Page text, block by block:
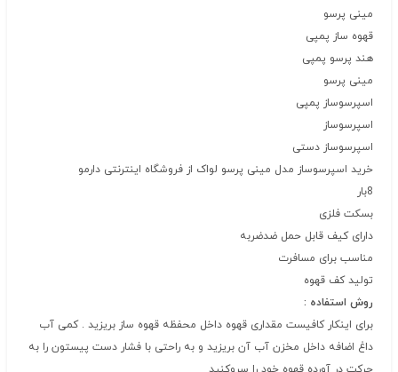
مینی پرسو
قهوه ساز پمپی
هند پرسو پمپی
مینی پرسو
اسپرسوساز پمپی
اسپرسوساز
اسپرسوساز دستی
خرید اسپرسوساز مدل مینی پرسو لواک از فروشگاه اینترنتی دارمو
8بار
بسکت فلزی
دارای کیف قابل حمل ضدضربه
مناسب برای مسافرت
تولید کف قهوه
روش استفاده :
برای اینکار کافیست مقداری قهوه داخل محفظه قهوه ساز بریزید . کمی آب
داغ اضافه داخل مخزن آب آن بریزید و به راحتی با فشار دست پیستون را به